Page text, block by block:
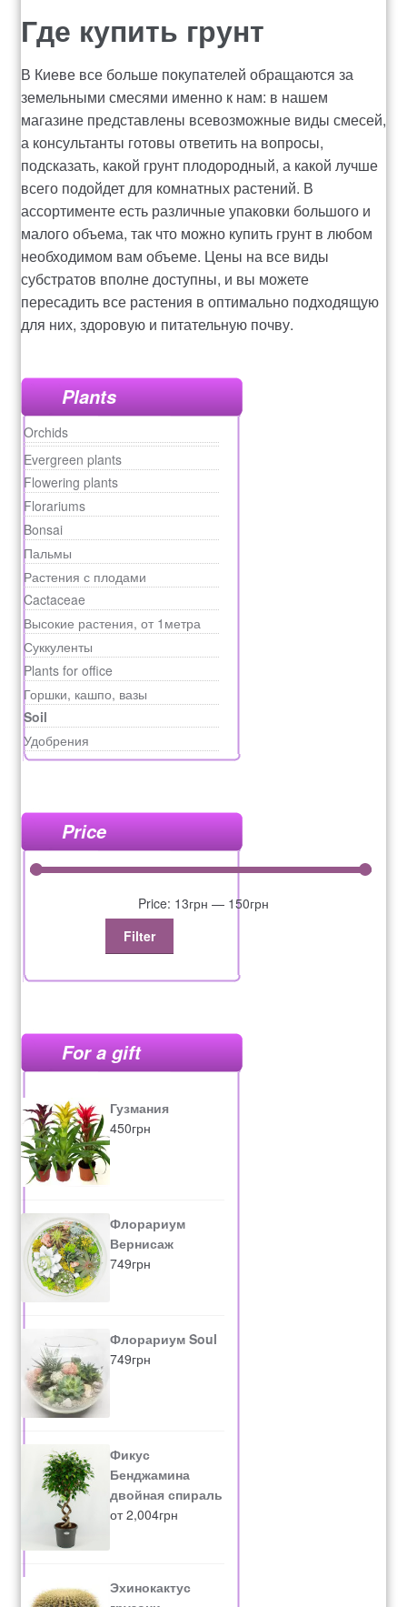
Где купить грунт
В Киеве все больше покупателей обращаются за
земельными смесями именно к нам: в нашем
магазине представлены всевозможные виды смесей,
а консультанты готовы ответить на вопросы,
подсказать, какой грунт плодородный, а какой лучше
всего подойдет для комнатных растений. В
ассортименте есть различные упаковки большого и
малого объема, так что можно купить грунт в любом
необходимом вам объеме. Цены на все виды
субстратов вполне доступны, и вы можете
пересадить все растения в оптимально подходящую
для них, здоровую и питательную почву.
Plants
Orchids
Evergreen plants
Flowering plants
Florariums
Bonsai
Пальмы
Растения с плодами
Cactaceae
Высокие растения, от 1метра
Суккуленты
Plants for office
Горшки, кашпо, вазы
Soil
Удобрения
Price
Price: 13грн — 150грн
Filter
For a gift
Гузмания
450грн
Флорариум
Вернисаж
749грн
Флорариум Soul
749грн
Фикус
Бенджамина
двойная спираль
от2,004грн
Эхинокактус